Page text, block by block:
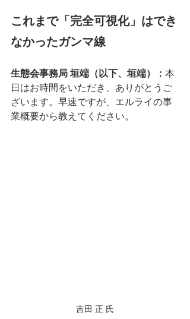
これまで「完全可視化」はでき
なかったガンマ線
生態会事務局 垣端（以下、垣端）： 本
日はお時間をいただき、ありがとうご
ざいます。早速ですが、エルライの事
業概要から教えてください。
吉田 正 氏